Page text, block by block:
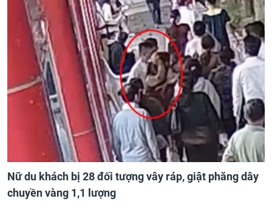
Nữ du khách bị 28 đối tượng vây ráp, giật phăng dây
chuyền vàng 1,1 lượng